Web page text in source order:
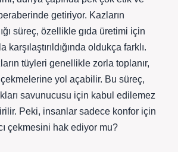
getiriyor. Kazların
süreç, özellikle gıda üretimi için
oldukça farklı.
tüyleri genellikle zorla toplanır,
çekmelerine yol açabilir. Bu süreç,
savunucusu için kabul edilemez
Peki, insanlar sadece konfor için
çekmesini hak ediyor mu?